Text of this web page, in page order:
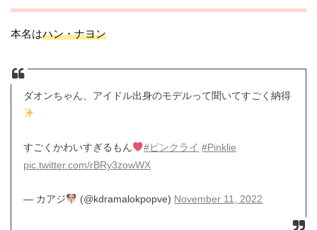
本名はハン・ナヨン
ダオンちゃん、アイドル出身のモデルって聞いてすごく納得
すごくかわいすぎるもん #ピンクライ #Pinklie
pic.twitter.com/rBRy3zowWX
— カアジ (@kdramalokpopve) November 11, 2022